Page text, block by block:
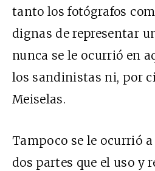
tanto los fotógrafos
dignas de representar
nunca se le ocurrió en
los sandinistas ni, por
Meiselas.
Tampoco se le ocurrió
dos partes que el uso y